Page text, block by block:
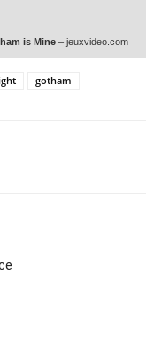
is Mine – jeuxvideo.com
gotham